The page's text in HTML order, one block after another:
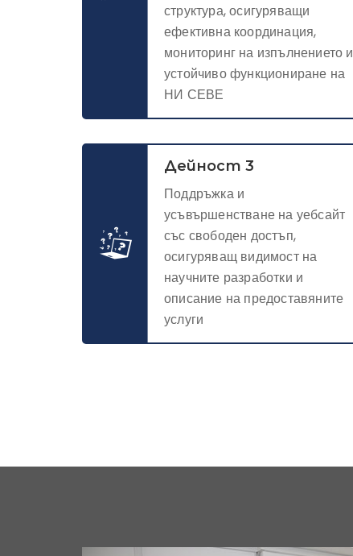
структура, осигуряващи
ефективна координация,
мониторинг на изпълнението и
устойчиво функциониране на
НИ СЕВЕ
Дейност 3
Поддръжка и
усъвършенстване на уебсайт
със свободен достъп,
осигуряващ видимост на
научните разработки и
описание на предоставяните
услуги